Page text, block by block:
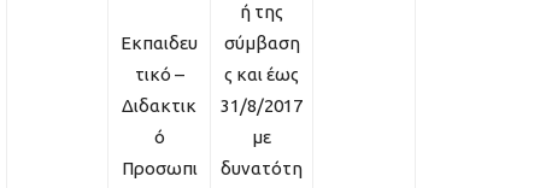
Εκπαιδευ
τικό –
Διδακτικ
ό
Προσωπι
ή της
σύμβαση
ς και έως
31/8/2017
με
δυνατότη